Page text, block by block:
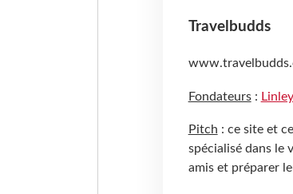
Travelbudds
Fondateurs:
Pitch : ce site et
spécialisé dans le
amis et préparer